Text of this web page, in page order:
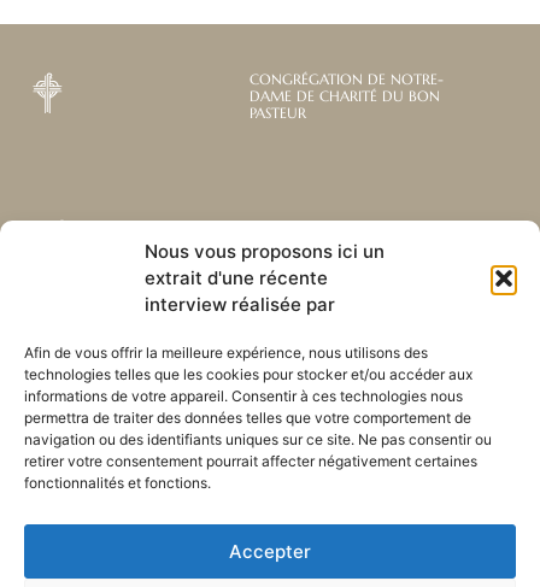
Nous vous proposons ici un
extrait d'une récente
interview réalisée par
Afin de vous offrir la meilleure expérience, nous utilisons des
technologies telles que les cookies pour stocker et/ou accéder aux
informations de votre appareil. Consentir à ces technologies nous
permettra de traiter des données telles que votre comportement de
navigation ou des identifiants uniques sur ce site. Ne pas consentir ou
retirer votre consentement pourrait affecter négativement certaines
fonctionnalités et fonctions.
Accepter
CONGRÉGATION DE NOTRE-
DAME DE CHARITÉ DU BON
PASTEUR
Abonnez-vous à notre
newsletter mensuelle
Recevez les dernières nouvelles
nos ministères à travers le monde.
S'ABONNER
Liens utiles
Envoyez-nous votre
Plan du site